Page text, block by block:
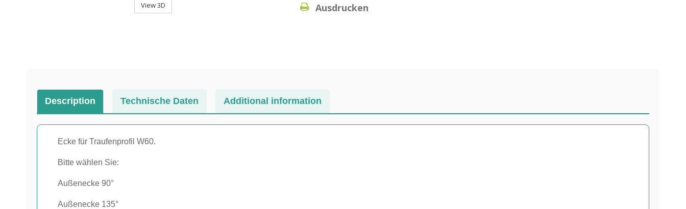
View 3D Ausdrucken
Description Technische Daten Additional information
Ecke für Traufenprofil W60.
Bitte wählen Sie:
Außenecke 90°
Außenecke 135°